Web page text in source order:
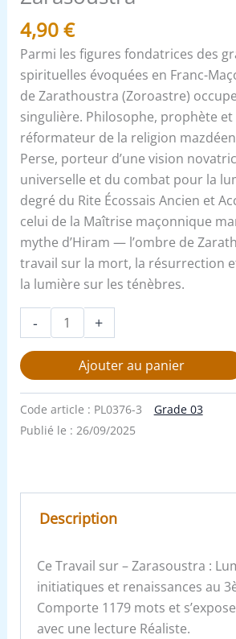
4,90€
Parmi les figures fondatrices des
spirituelles évoquées en Franc-
de Zarathoustra (Zoroastre)
singulière. Philosophe, prophète
réformateur de la religion
Perse, porteur d’une vision
universelle et du combat pour la
degré du Rite Écossais Ancien et
celui de la Maîtrise maçonnique
mythe d’Hiram — l’ombre de
travail sur la mort, la résurrection
la lumière sur les ténèbres.
- +
Ajouter au panier
Code article : PL0376-3
Grade 03
Publié le : 26/09/2025
Description
Ce Travail sur – Zarasoustra :
initiatiques et renaissances au
Comporte 1179 mots et
avec une lecture Réaliste.